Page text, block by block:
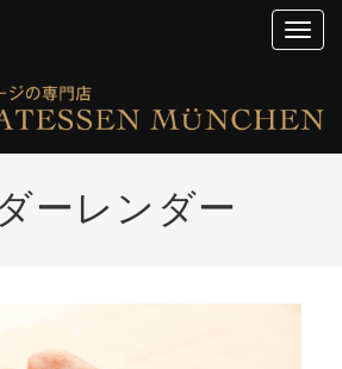
ーレンダー